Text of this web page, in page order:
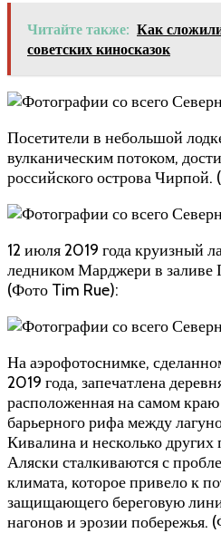
Читайте также: Как
советских киносказок
Посетители в небольшой
вулканическим потоком,
российского острова
12 июля 2019 года круизный
ледником Марджери в заливе
(Фото Tim Rue):
На аэрофотоснимке,
2019 года, запечатлена
расположенная на самом
барьерного рифа между
Кивалина и несколько
Аляски сталкиваются с
климата, которое привело к
защищающего береговую
нагонов и эрозии побережья.